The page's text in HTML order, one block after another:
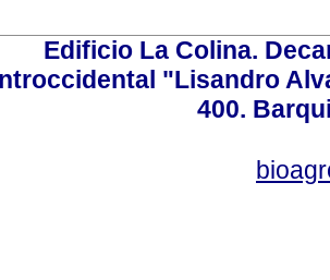
Edificio La Colina.
"Lisandro
400.